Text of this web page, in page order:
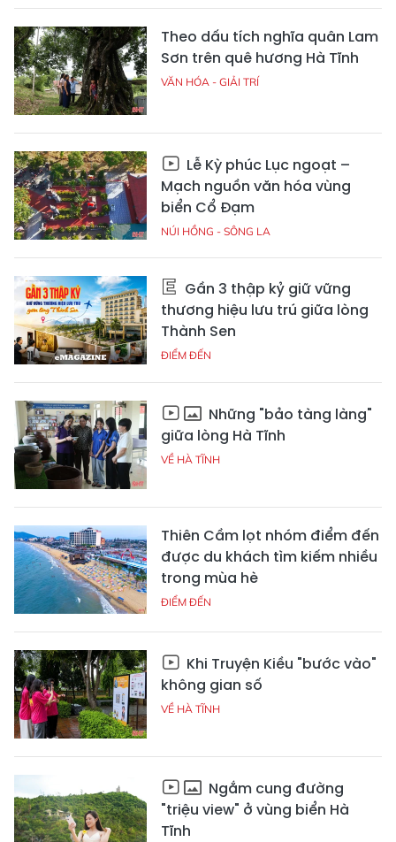
Theo dấu tích nghĩa quân Lam
Sơn trên quê hương Hà Tĩnh
VĂN HÓA - GIẢI TRÍ
Lễ Kỳ phúc Lục ngoạt –
Mạch nguồn văn hóa vùng
biển Cổ Đạm
NÚI HỒNG - SÔNG LA
Gần 3 thập kỷ giữ vững
thương hiệu lưu trú giữa lòng
Thành Sen
ĐIỂM ĐẾN
Những "bảo tàng làng"
giữa lòng Hà Tĩnh
VỀ HÀ TĨNH
Thiên Cầm lọt nhóm điểm đến
được du khách tìm kiếm nhiều
trong mùa hè
ĐIỂM ĐẾN
Khi Truyện Kiều "bước vào"
không gian số
VỀ HÀ TĨNH
Ngắm cung đường
"triệu view" ở vùng biển Hà
Tĩnh